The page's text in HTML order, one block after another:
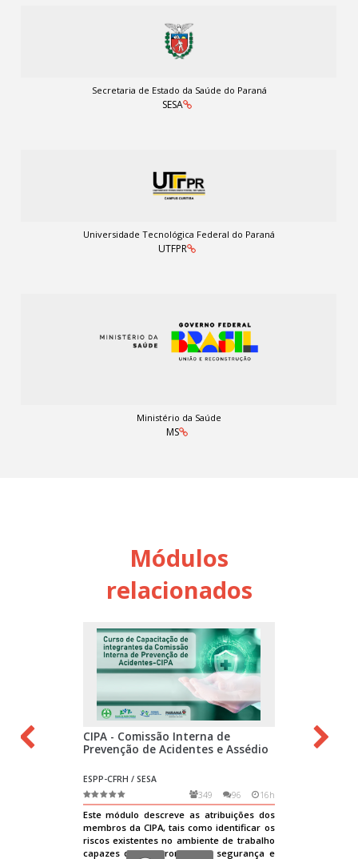
Secretaria de Estado da Saúde do Paraná
SESA
Universidade Tecnológica Federal do Paraná
UTFPR
Ministério da Saúde
MS
Módulos
relacionados